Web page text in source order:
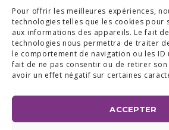
Pour offrir les meilleures expériences,
technologies telles que les cookies pour
aux informations des appareils. Le fait
technologies nous permettra de traiter
le comportement de navigation ou les ID
fait de ne pas consentir ou de retirer
avoir un effet négatif sur certaines
ACCEPTER